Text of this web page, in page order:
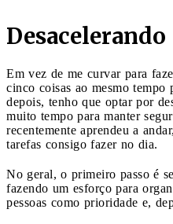
Desacelerando
Em vez de me curvar para
cinco coisas ao mesmo tempo
depois, tenho que optar por
muito tempo para manter
recentemente aprendeu a
tarefas consigo fazer no dia.
No geral, o primeiro passo é
fazendo um esforço para
pessoas como prioridade e,